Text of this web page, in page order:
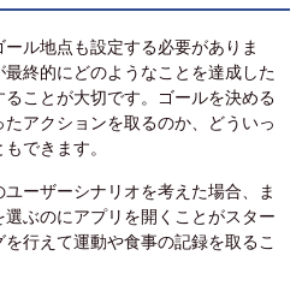
ル地点も設定する必要がありま
終的にどのようなことを達成した
ことが大切です。ゴールを決める
アクションを取るのか、どういっ
できます。
ーザーシナリオを考えた場合、ま
ぶのにアプリを開くことがスター
行えて運動や食事の記録を取るこ